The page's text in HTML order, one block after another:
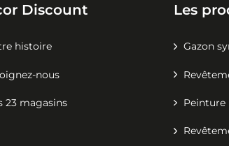
Discount
histoire
nous
23 magasins
Les
Gazon
Peinture